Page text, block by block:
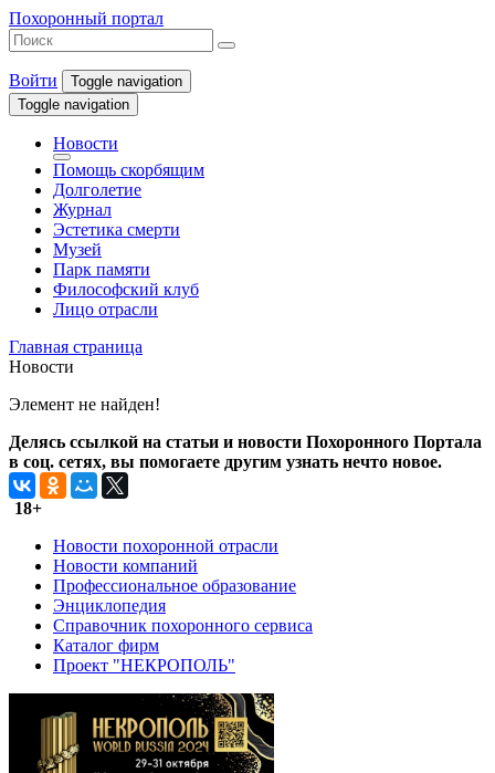
Похоронный портал
Войти
Toggle navigation
Toggle navigation
Новости
Помощь скорбящим
Долголетие
Журнал
Эстетика смерти
Музей
Парк памяти
Философский клуб
Лицо отрасли
Главная страница
Новости
Элемент не найден!
Делясь ссылкой на статьи и новости Похоронного Портала
в соц. сетях, вы помогаете другим узнать нечто новое.
18+
Новости похоронной отрасли
Новости компаний
Профессиональное образование
Энциклопедия
Справочник похоронного сервиса
Каталог фирм
Проект "НЕКРОПОЛЬ"